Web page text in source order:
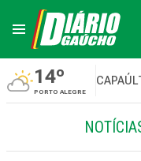
14º
PORTO ALEGRE
CAPA